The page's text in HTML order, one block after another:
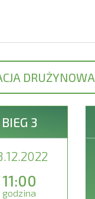
DRUŻYNOWA
BIEG 3
11:00
godzina